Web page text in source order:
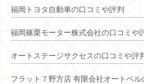
福岡トヨタ自動車の口コミや評判
福岡篠栗モーター株式会社の口コミや
オートステージサクセスの口コミや評
フラット７野方店 有限会社オートベル